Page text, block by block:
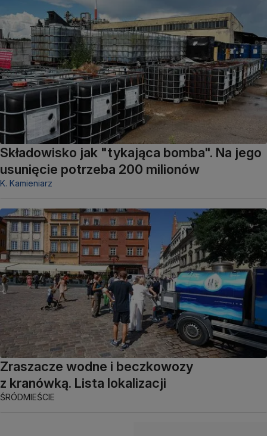
Składowisko jak "tykająca bomba". Na jego
usunięcie potrzeba 200 milionów
K. Kamieniarz
Zraszacze wodne i beczkowozy
z kranówką. Lista lokalizacji
ŚRÓDMIEŚCIE